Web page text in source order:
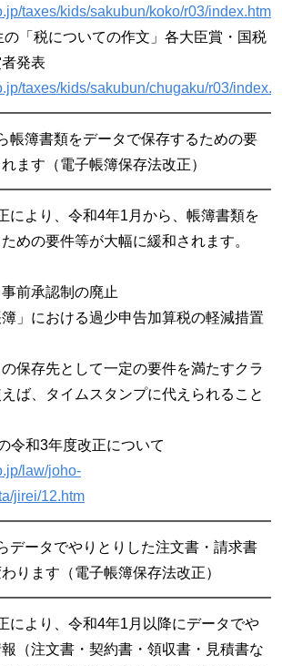
taxes/kids/sakubun/koko/r03/index.htm
「税についての作文」各大臣賞・国税
発表
taxes/kids/sakubun/chugaku/r03/
帳簿書類をデータで保存するための要
ます（電子帳簿保存法改正）
により、令和4年1月から、帳簿書類を
めの要件等が大幅に緩和されます。
前承認制の廃止
簿」における過少申告加算税の軽減措置
の保存先として一定の要件を満たすクラ
ば、タイムスタンプに代えられること
令和3年度改正について
law/joho-
jirei/12.htm
データでやりとりした注文書・請求書
ります（電子帳簿保存法改正）
により、令和4年1月以降にデータでや
（注文書・契約書・領収書・見積書な